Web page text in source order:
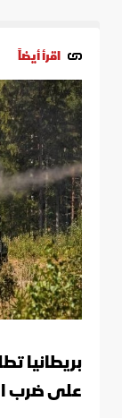
اقرأ أيضاً
بريطانيا
على ضرب